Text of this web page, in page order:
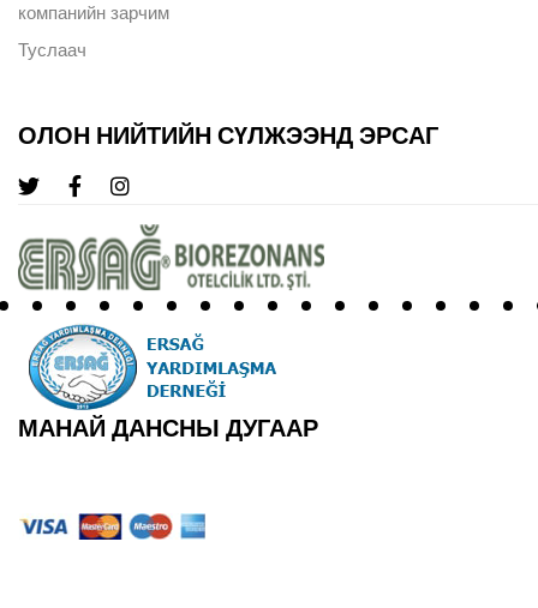
компанийн зарчим
Туслаач
ОЛОН НИЙТИЙН СҮЛЖЭЭНД ЭРСАГ
МАНАЙ ДАНСНЫ ДУГААР